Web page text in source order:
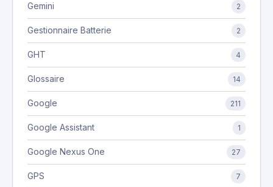
Gemini 2
Gestionnaire Batterie 2
GHT 4
Glossaire 14
Google 211
Google Assistant 1
Google Nexus One 27
GPS 7